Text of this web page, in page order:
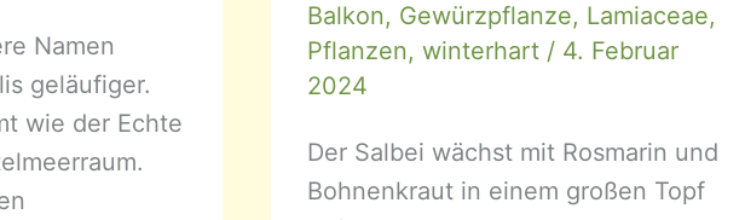
Namen
geläufiger.
wie der Echte
Balkon, Gewürzpflanze, Lamiaceae,
Pflanzen, winterhart / 4. Februar
2024
Der Salbei wächst mit Rosmarin und
Bohnenkraut in einem großen Topf